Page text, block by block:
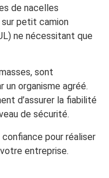
de nacelles
petit camion
ne nécessitant que
sont
un organisme agréé.
d’assurer la fiabilité
de sécurité.
pour réaliser
entreprise.